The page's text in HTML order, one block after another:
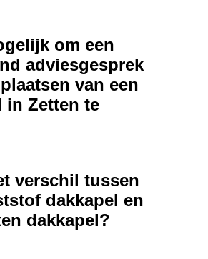
om een
adviesgesprek
van een
in Zetten te
verschil tussen
dakkapel en
dakkapel?